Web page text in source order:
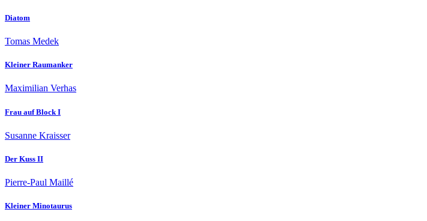
Diatom
Tomas Medek
Kleiner Raumanker
Maximilian Verhas
Frau auf Block I
Susanne Kraisser
Der Kuss II
Pierre-Paul Maillé
Kleiner Minotaurus